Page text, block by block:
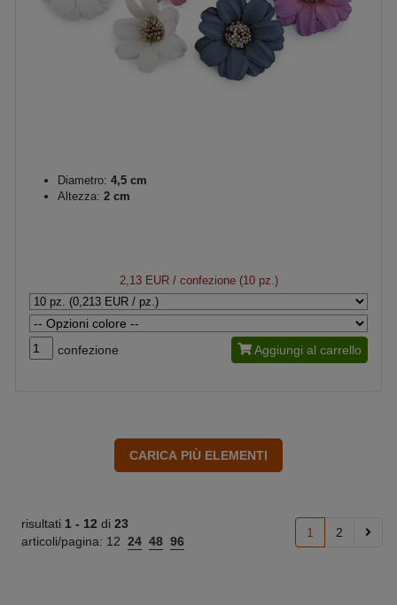
Diametro: 4,5 cm
Altezza: 2 cm
2,13 EUR/ confezione (10 pz.)
confezione Aggiungi al carrello
risultati 1 - 12 di 23
articoli/pagina: 12 24 48 96
1 2